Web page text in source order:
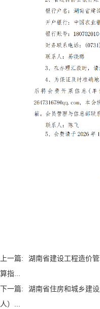
上一篇:
湖南省建设工程造价
算指...
下一篇:
湖南省住房和城乡建
人）...